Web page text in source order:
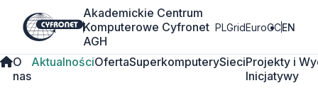
Akademickie Centrum
Komputerowe Cyfronet
AGH
PLGridEuroCCEN
O
nas
AktualnościOfertaSuperkomputerySieciProjekty i
Inicjatywy